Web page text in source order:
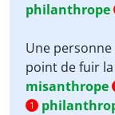
philanthrope
Une
point de fuir
misanthrope
1